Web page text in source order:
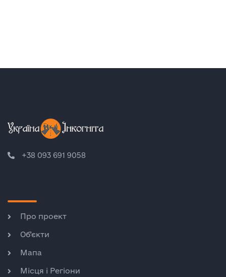
+38 093 691 9058
Про проект
Об’єкти
Мапа
Місця і Регіони